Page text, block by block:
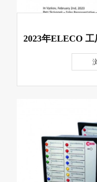
2023年ELECO